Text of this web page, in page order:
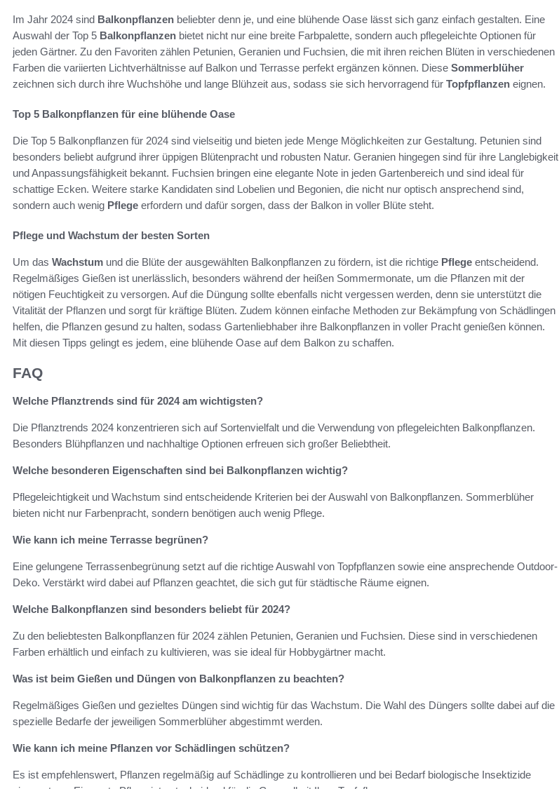
Im Jahr 2024 sind Balkonpflanzen beliebter denn je, und eine blühende Oase lässt sich ganz einfach gestalten. Eine
Auswahl der Top 5 Balkonpflanzen bietet nicht nur eine breite Farbpalette, sondern auch pflegeleichte Optionen für
jeden Gärtner. Zu den Favoriten zählen Petunien, Geranien und Fuchsien, die mit ihren reichen Blüten in verschiedenen
Farben die variierten Lichtverhältnisse auf Balkon und Terrasse perfekt ergänzen können. Diese Sommerblüher
zeichnen sich durch ihre Wuchshöhe und lange Blühzeit aus, sodass sie sich hervorragend für Topfpflanzen eignen.
Top 5 Balkonpflanzen für eine blühende Oase
Die Top 5 Balkonpflanzen für 2024 sind vielseitig und bieten jede Menge Möglichkeiten zur Gestaltung. Petunien sind
besonders beliebt aufgrund ihrer üppigen Blütenpracht und robusten Natur. Geranien hingegen sind für ihre Langlebigkeit
und Anpassungsfähigkeit bekannt. Fuchsien bringen eine elegante Note in jeden Gartenbereich und sind ideal für
schattige Ecken. Weitere starke Kandidaten sind Lobelien und Begonien, die nicht nur optisch ansprechend sind,
sondern auch wenig Pflege erfordern und dafür sorgen, dass der Balkon in voller Blüte steht.
Pflege und Wachstum der besten Sorten
Um das Wachstum und die Blüte der ausgewählten Balkonpflanzen zu fördern, ist die richtige Pflege entscheidend.
Regelmäßiges Gießen ist unerlässlich, besonders während der heißen Sommermonate, um die Pflanzen mit der
nötigen Feuchtigkeit zu versorgen. Auf die Düngung sollte ebenfalls nicht vergessen werden, denn sie unterstützt die
Vitalität der Pflanzen und sorgt für kräftige Blüten. Zudem können einfache Methoden zur Bekämpfung von Schädlingen
helfen, die Pflanzen gesund zu halten, sodass Gartenliebhaber ihre Balkonpflanzen in voller Pracht genießen können.
Mit diesen Tipps gelingt es jedem, eine blühende Oase auf dem Balkon zu schaffen.
FAQ
Welche Pflanztrends sind für 2024 am wichtigsten?
Die Pflanztrends 2024 konzentrieren sich auf Sortenvielfalt und die Verwendung von pflegeleichten Balkonpflanzen.
Besonders Blühpflanzen und nachhaltige Optionen erfreuen sich großer Beliebtheit.
Welche besonderen Eigenschaften sind bei Balkonpflanzen wichtig?
Pflegeleichtigkeit und Wachstum sind entscheidende Kriterien bei der Auswahl von Balkonpflanzen. Sommerblüher
bieten nicht nur Farbenpracht, sondern benötigen auch wenig Pflege.
Wie kann ich meine Terrasse begrünen?
Eine gelungene Terrassenbegrünung setzt auf die richtige Auswahl von Topfpflanzen sowie eine ansprechende Outdoor-
Deko. Verstärkt wird dabei auf Pflanzen geachtet, die sich gut für städtische Räume eignen.
Welche Balkonpflanzen sind besonders beliebt für 2024?
Zu den beliebtesten Balkonpflanzen für 2024 zählen Petunien, Geranien und Fuchsien. Diese sind in verschiedenen
Farben erhältlich und einfach zu kultivieren, was sie ideal für Hobbygärtner macht.
Was ist beim Gießen und Düngen von Balkonpflanzen zu beachten?
Regelmäßiges Gießen und gezieltes Düngen sind wichtig für das Wachstum. Die Wahl des Düngers sollte dabei auf die
spezielle Bedarfe der jeweiligen Sommerblüher abgestimmt werden.
Wie kann ich meine Pflanzen vor Schädlingen schützen?
Es ist empfehlenswert, Pflanzen regelmäßig auf Schädlinge zu kontrollieren und bei Bedarf biologische Insektizide